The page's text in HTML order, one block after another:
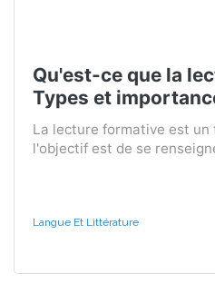
Qu'est-ce que la
Types et
La lecture formative est
l'objectif est de se
Langue Et Littérature